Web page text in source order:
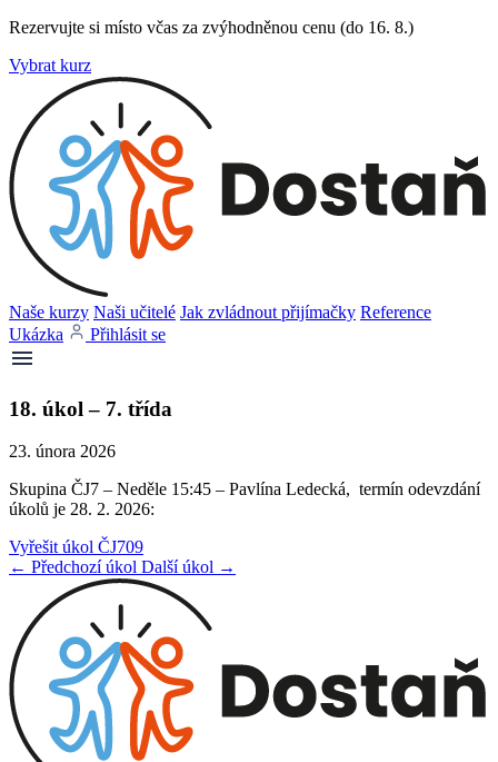
Rezervujte si místo včas za zvýhodněnou cenu (do 16. 8.)
Vybrat kurz
Naše kurzy Naši učitelé Jak zvládnout přijímačky Reference
Ukázka
Přihlásit se
18. úkol – 7. třída
23. února 2026
Skupina ČJ7 – Neděle 15:45 – Pavlína Ledecká, termín odevzdání
úkolů je 28. 2. 2026:
Vyřešit úkol ČJ709
← Předchozí úkol Další úkol →